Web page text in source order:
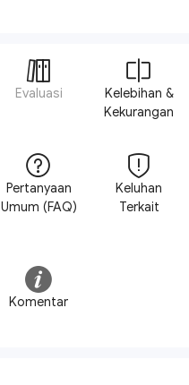
Evaluasi
Kelebihan &
Kekurangan
Pertanyaan
Umum (FAQ)
Keluhan
Terkait
Komentar